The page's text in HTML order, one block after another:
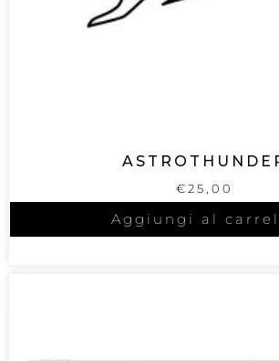
€25,00
Aggiungi al